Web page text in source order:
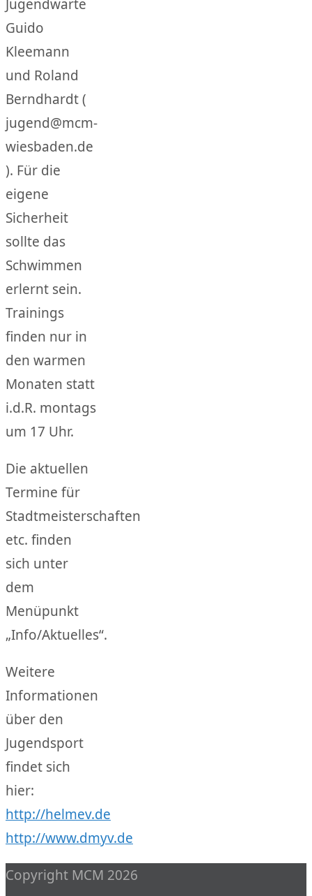
Jugendwarte
Guido
Kleemann
und Roland
Berndhardt (
jugend@mcm-
wiesbaden.de
). Für die
eigene
Sicherheit
sollte das
Schwimmen
erlernt sein.
Trainings
finden nur in
den warmen
Monaten statt
i.d.R. montags
um 17 Uhr.
Die aktuellen
Termine für
Stadtmeisterschaften
etc. finden
sich unter
dem
Menüpunkt
„Info/Aktuelles“.
Weitere
Informationen
über den
Jugendsport
findet sich
hier:
http://helmev.de
http://www.dmyv.de
Copyright MCM 2026